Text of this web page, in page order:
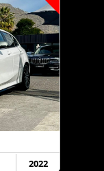
2022